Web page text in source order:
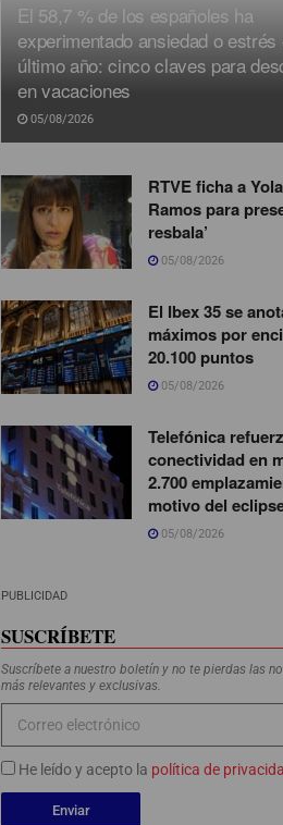
El 58,7 % de los españoles ha
experimentado ansiedad o estrés
último año: cinco claves para
en vacaciones
05/08/2026
RTVE ficha a
Ramos para
resbala’
05/08/2026
El Ibex 35 se
máximos por
20.100 puntos
05/08/2026
Telefónica
conectividad en
2.700
motivo del
05/08/2026
PUBLICIDAD
SUSCRÍBETE
Suscríbete a nuestro boletín y no te pierdas las
más relevantes y exclusivas.
He leído y acepto la política de
Enviar